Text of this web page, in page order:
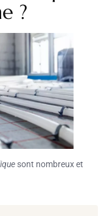
?
sont nombreux et